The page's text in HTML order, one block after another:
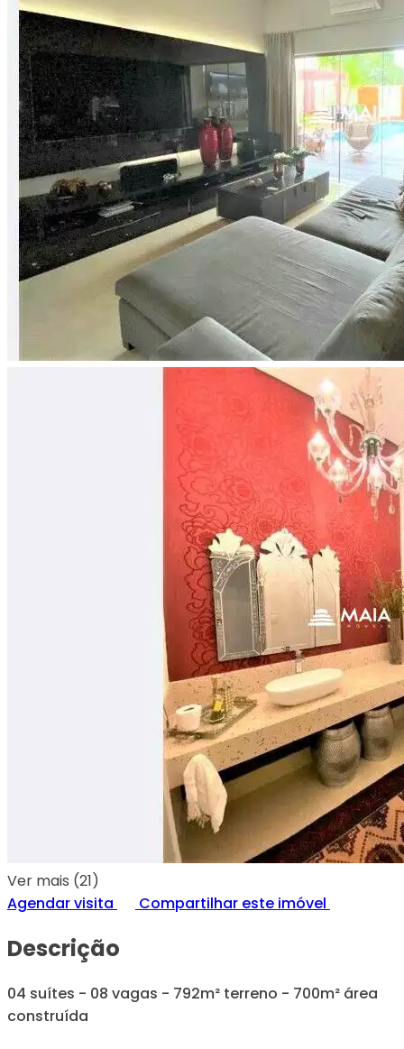
Ver mais (21)
Agendar visita
Compartilhar este imóvel
Descrição
04 suítes - 08 vagas - 792m² terreno - 700m² área
construída